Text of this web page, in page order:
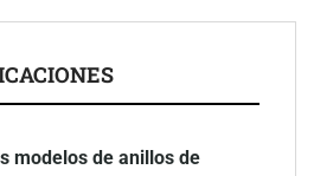
modelos de anillos de